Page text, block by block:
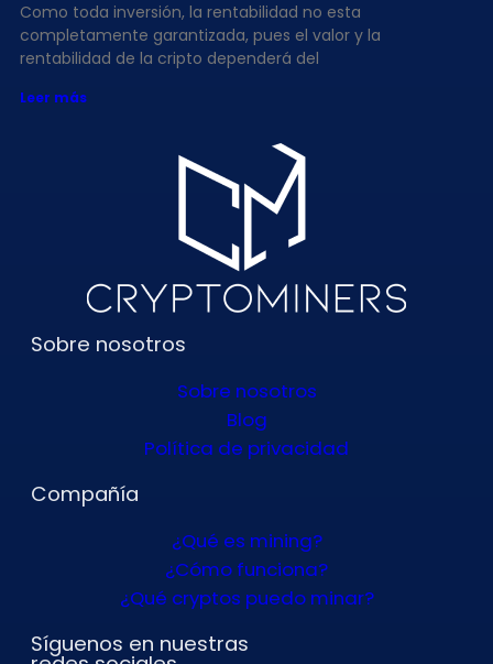
Como toda inversión, la rentabilidad no esta
completamente garantizada, pues el valor y la
rentabilidad de la cripto dependerá del
Leer más
Sobre nosotros
Sobre nosotros
Blog
Política de privacidad
Compañía
¿Qué es mining?
¿Cómo funciona?
¿Qué cryptos puedo minar?
Síguenos en nuestras